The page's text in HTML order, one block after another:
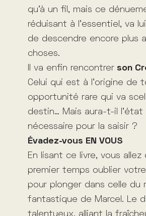
qu’à un fil, mais ce
réduisant à l’essentiel, va
de descendre encore plus
choses.
Il va enfin rencontrer son
Celui qui est à l’origine de
opportunité rare qui va
destin… Mais aura-t-il l’état
nécessaire pour la saisir ?
Évadez-vous EN VOUS
En lisant ce livre, vous allez
premier temps oublier
pour plonger dans celle du
fantastique de Marcel. Le
talentueux, alliant la